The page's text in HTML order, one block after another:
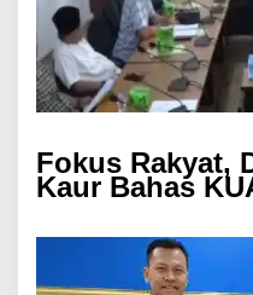
Fokus Rakyat,
Kaur Bahas